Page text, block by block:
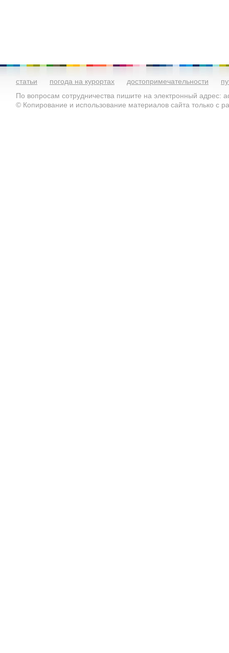
статьи погода на курортах достопримечательности
По вопросам сотрудничества пишите на электронный адрес:
© Копирование и использование материалов сайта только с